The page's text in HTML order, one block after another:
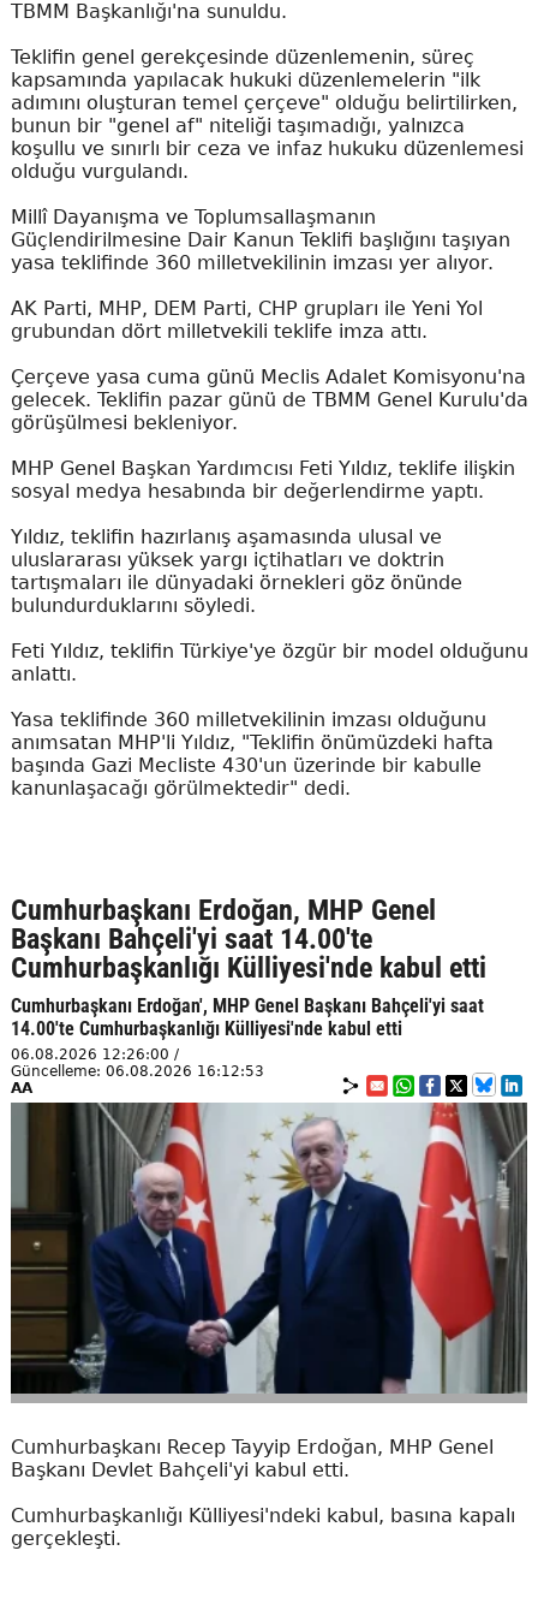
TBMM Başkanlığı'na sunuldu.
Teklifin genel gerekçesinde düzenlemenin, süreç
kapsamında yapılacak hukuki düzenlemelerin "ilk
adımını oluşturan temel çerçeve" olduğu belirtilirken,
bunun bir "genel af" niteliği taşımadığı, yalnızca
koşullu ve sınırlı bir ceza ve infaz hukuku düzenlemesi
olduğu vurgulandı.
Millî Dayanışma ve Toplumsallaşmanın
Güçlendirilmesine Dair Kanun Teklifi başlığını taşıyan
yasa teklifinde 360 milletvekilinin imzası yer alıyor.
AK Parti, MHP, DEM Parti, CHP grupları ile Yeni Yol
grubundan dört milletvekili teklife imza attı.
Çerçeve yasa cuma günü Meclis Adalet Komisyonu'na
gelecek. Teklifin pazar günü de TBMM Genel Kurulu'da
görüşülmesi bekleniyor.
MHP Genel Başkan Yardımcısı Feti Yıldız, teklife ilişkin
sosyal medya hesabında bir değerlendirme yaptı.
Yıldız, teklifin hazırlanış aşamasında ulusal ve
uluslararası yüksek yargı içtihatları ve doktrin
tartışmaları ile dünyadaki örnekleri göz önünde
bulundurduklarını söyledi.
Feti Yıldız, teklifin Türkiye'ye özgür bir model olduğunu
anlattı.
Yasa teklifinde 360 milletvekilinin imzası olduğunu
anımsatan MHP'li Yıldız, "Teklifin önümüzdeki hafta
başında Gazi Mecliste 430'un üzerinde bir kabulle
kanunlaşacağı görülmektedir" dedi.
Cumhurbaşkanı Erdoğan, MHP Genel
Başkanı Bahçeli'yi saat 14.00'te
Cumhurbaşkanlığı Külliyesi'nde kabul etti
Cumhurbaşkanı Erdoğan', MHP Genel Başkanı Bahçeli'yi saat
14.00'te Cumhurbaşkanlığı Külliyesi'nde kabul etti
06.08.2026 12:26:00 /
Güncelleme: 06.08.2026 16:12:53
AA
Cumhurbaşkanı Recep Tayyip Erdoğan, MHP Genel
Başkanı Devlet Bahçeli'yi kabul etti.
Cumhurbaşkanlığı Külliyesi'ndeki kabul, basına kapalı
gerçekleşti.